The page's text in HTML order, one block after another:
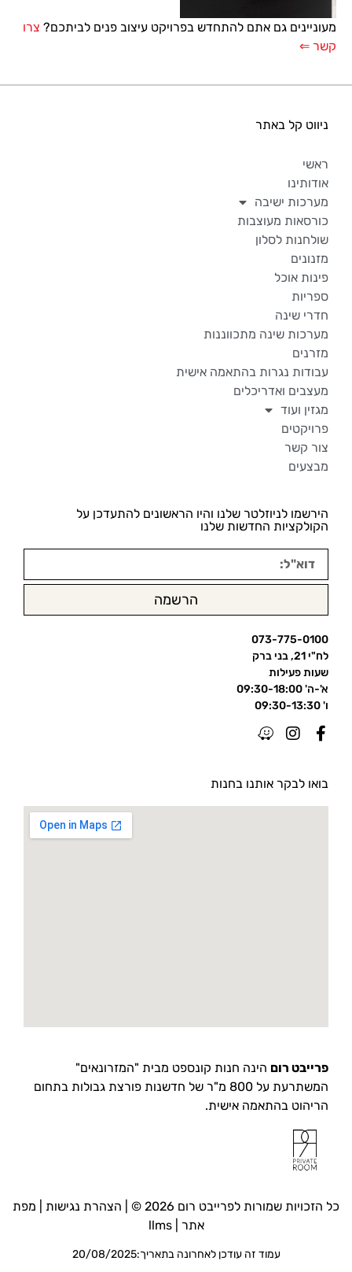
מעוניינים גם אתם להתחדש בפרויקט עיצוב פנים לביתכם? צרו
קשר ⇐
ניווט קל באתר
ראשי
אודותינו
מערכות ישיבה
כורסאות מעוצבות
שולחנות לסלון
מזנונים
פינות אוכל
ספריות
חדרי שינה
מערכות שינה מתכווננות
מזרנים
עבודות נגרות בהתאמה אישית
מעצבים ואדריכלים
מגזין ועוד
פרויקטים
צור קשר
מבצעים
הירשמו לניוזלטר שלנו והיו הראשונים להתעדכן על
הקולקציות החדשות שלנו
הרשמה
073-775-0100
לח"י 21, בני ברק
שעות פעילות
א'-ה' 09:30-18:00
ו' 09:30-13:30
בואו לבקר אותנו בחנות
פרייבט רום הינה חנות קונספט מבית "המזרונאים"
המשתרעת על 800 מ"ר של חדשנות פורצת גבולות בתחום
הריהוט בהתאמה אישית.
כל הזכויות שמורות לפרייבט רום 2026 © | הצהרת נגישות
מפת
אתר |
llms
עמוד זה עודכן לאחרונה בתאריך:20/08/2025